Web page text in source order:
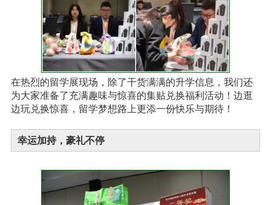
在热烈的留学展现场，除了干货满满的升学信息，我们还
为大家准备了充满趣味与惊喜的集贴兑换福利活动！边逛
边玩兑换惊喜，留学梦想路上更添一份快乐与期待！
幸运加持，豪礼不停